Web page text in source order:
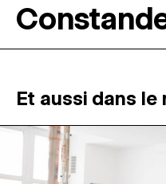
RÉSIDENCES ↓
ATELIERS OUVERTS
PROGRAMMATION
Et aussi dans le